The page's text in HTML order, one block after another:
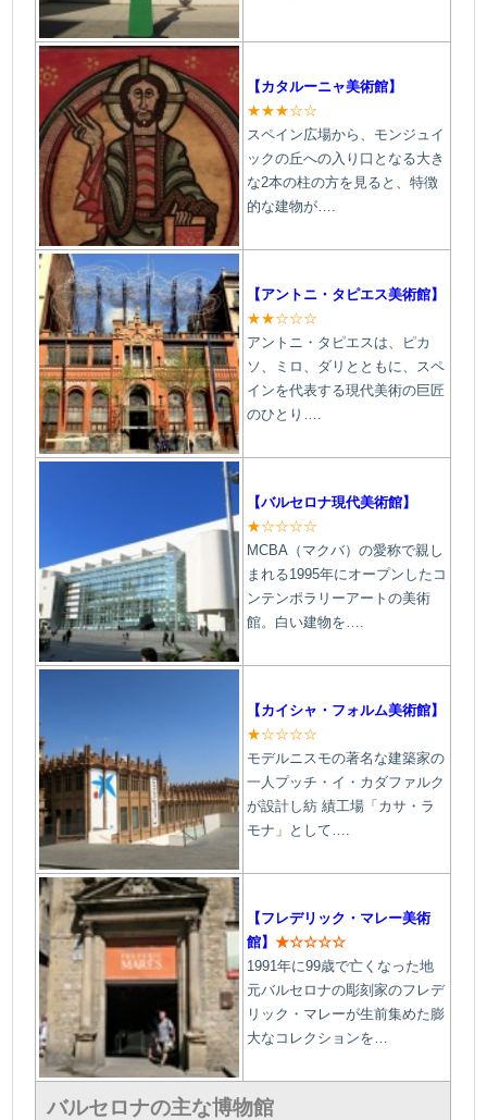
【カタルーニャ美術館】
★★★☆☆
スペイン広場から、モンジュイ
ックの丘への入り口となる大き
な2本の柱の方を見ると、特徴
的な建物が….
【アントニ・タピエス美術館】
★★☆☆☆
アントニ・タピエスは、ピカ
ソ、ミロ、ダリとともに、スペ
インを代表する現代美術の巨匠
のひとり….
【バルセロナ現代美術館】
★☆☆☆☆
MCBA（マクバ）の愛称で親し
まれる1995年にオープンしたコ
ンテンポラリーアートの美術
館。白い建物を….
【カイシャ・フォルム美術館】
★☆☆☆☆
モデルニスモの著名な建築家の
一人プッチ・イ・カダファルク
が設計し紡 績工場「カサ・ラ
モナ」として
【フレデリック・マレー美術
館】★☆☆☆☆
1991年に99歳で亡くなった地
元バルセロナの彫刻家のフレデ
リック・マレーが生前集めた膨
大なコレクションを…
バルセロナの主な博物館